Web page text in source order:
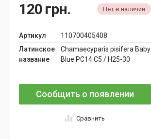
120 грн. Нет в наличии
Артикул
110700405408
Латинское
название
Chamaecyparis pisifera Baby
Blue PC14 C5 / H25-30
Сообщить о появлении
Сравнить